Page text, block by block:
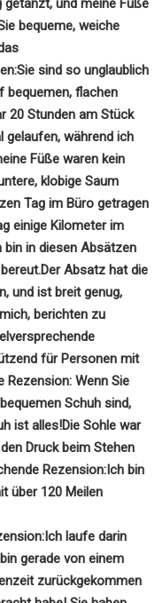
getanzt, und meine Füße
bequeme, weiche
Sie sind so unglaublich
bequemen, flachen
20 Stunden am Stück
gelaufen, während ich
Füße waren kein
klobige Saum
Tag im Büro getragen
einige Kilometer im
bin in diesen Absätzen
Der Absatz hat die
und ist breit genug,
berichten zu
für Personen mit
Rezension: Wenn Sie
Schuh sind,
ist alles!Die Sohle war
Druck beim Stehen
Rezension:Ich bin
über 120 Meilen
Ich laufe darin
gerade von einem
zurückgekommen